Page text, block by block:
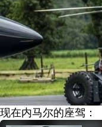
现在内马尔的座驾：